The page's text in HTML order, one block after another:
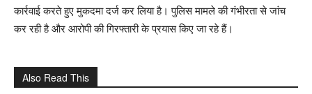
कार्रवाई करते हुए मुकदमा दर्ज कर लिया है। पुलिस मामले की गंभीरता से जांच
कर रही है और आरोपी की गिरफ्तारी के प्रयास किए जा रहे हैं।
Also Read This